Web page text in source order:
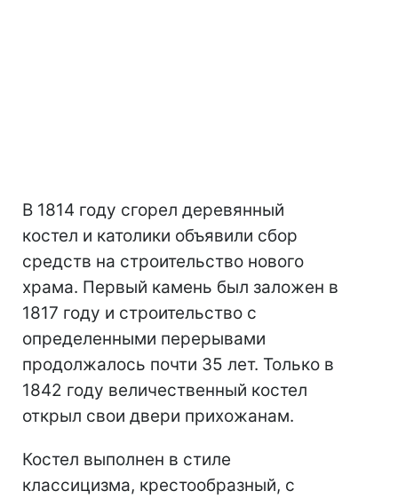
В 1814 году сгорел деревянный
костел и католики объявили сбор
средств на строительство нового
храма. Первый камень был заложен в
1817 году и строительство с
определенными перерывами
продолжалось почти 35 лет. Только в
1842 году величественный костел
открыл свои двери прихожанам.
Костел выполнен в стиле
классицизма, крестообразный, с